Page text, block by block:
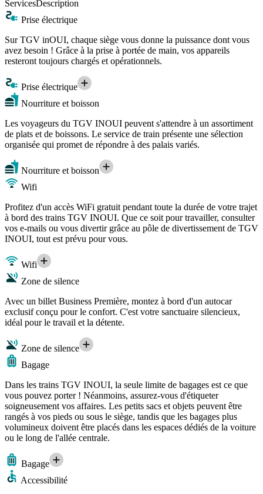
ServicesDescription
Prise électrique
Sur TGV inOUI, chaque siège vous donne la puissance dont vous
avez besoin ! Grâce à la prise à portée de main, vos appareils
resteront toujours chargés et opérationnels.
Prise électrique
Nourriture et boisson
Les voyageurs du TGV INOUI peuvent s'attendre à un assortiment
de plats et de boissons. Le service de train présente une sélection
organisée qui promet de répondre à des palais variés.
Nourriture et boisson
Wifi
Profitez d'un accès WiFi gratuit pendant toute la durée de votre trajet
à bord des trains TGV INOUI. Que ce soit pour travailler, consulter
vos e-mails ou vous divertir grâce au pôle de divertissement de TGV
INOUI, tout est prévu pour vous.
Wifi
Zone de silence
Avec un billet Business Première, montez à bord d'un autocar
exclusif conçu pour le confort. C'est votre sanctuaire silencieux,
idéal pour le travail et la détente.
Zone de silence
Bagage
Dans les trains TGV INOUI, la seule limite de bagages est ce que
vous pouvez porter ! Néanmoins, assurez-vous d'étiqueter
soigneusement vos affaires. Les petits sacs et objets peuvent être
rangés à vos pieds ou sous le siège, tandis que les bagages plus
volumineux doivent être placés dans les espaces dédiés de la voiture
ou le long de l'allée centrale.
Bagage
Accessibilité